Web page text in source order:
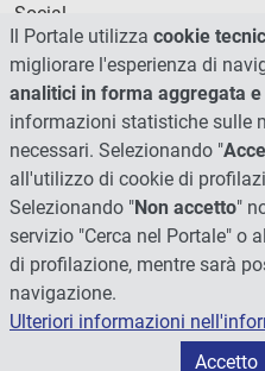
Social
© 2026 - Università
Il Portale utilizza cookie
migliorare l'esperienza di
analitici in forma aggregata
informazioni statistiche sulle
necessari. Selezionando "
all'utilizzo di cookie di
Selezionando "Non accetto"
servizio "Cerca nel Portale" o
di profilazione, mentre sarà
navigazione.
Ulteriori informazioni
Accetto